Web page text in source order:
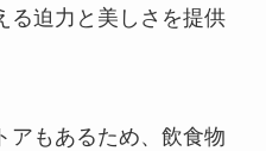
る迫力と美しさを提供
アもあるため、飲食物